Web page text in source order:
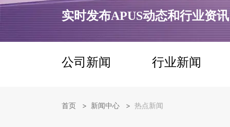
实时发布APUS动态和行业资讯
公司新闻 行业新闻
首页 > 新闻中心 > 热点新闻